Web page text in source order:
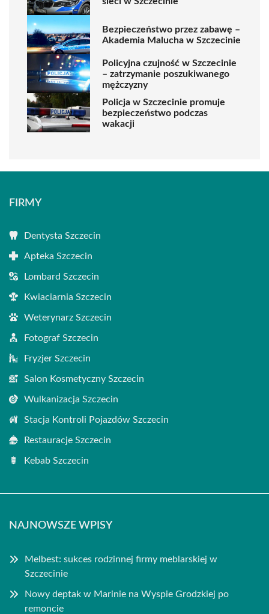
Bezpieczeństwo przez zabawę –
Akademia Malucha w Szczecinie
Policyjna czujność w Szczecinie
– zatrzymanie poszukiwanego
mężczyzny
Policja w Szczecinie promuje
bezpieczeństwo podczas
wakacji
FIRMY
Dentysta Szczecin
Apteka Szczecin
Lombard Szczecin
Kwiaciarnia Szczecin
Weterynarz Szczecin
Fotograf Szczecin
Fryzjer Szczecin
Salon Kosmetyczny Szczecin
Wulkanizacja Szczecin
Stacja Kontroli Pojazdów Szczecin
Restauracje Szczecin
Kebab Szczecin
NAJNOWSZE WPISY
Melbest: sukces rodzinnej firmy meblarskiej w
Szczecinie
Nowy deptak w Marinie na Wyspie Grodzkiej po
remoncie